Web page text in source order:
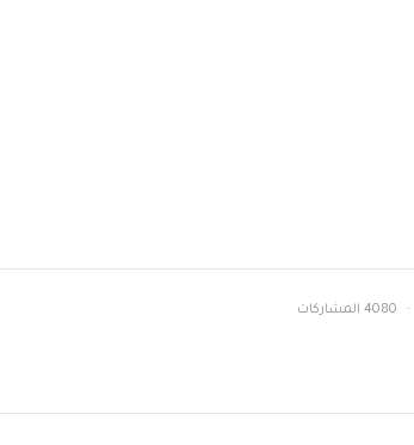
4080 المشاركات